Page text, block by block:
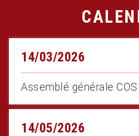
14/03/2026
Assemblé générale
14/05/2026